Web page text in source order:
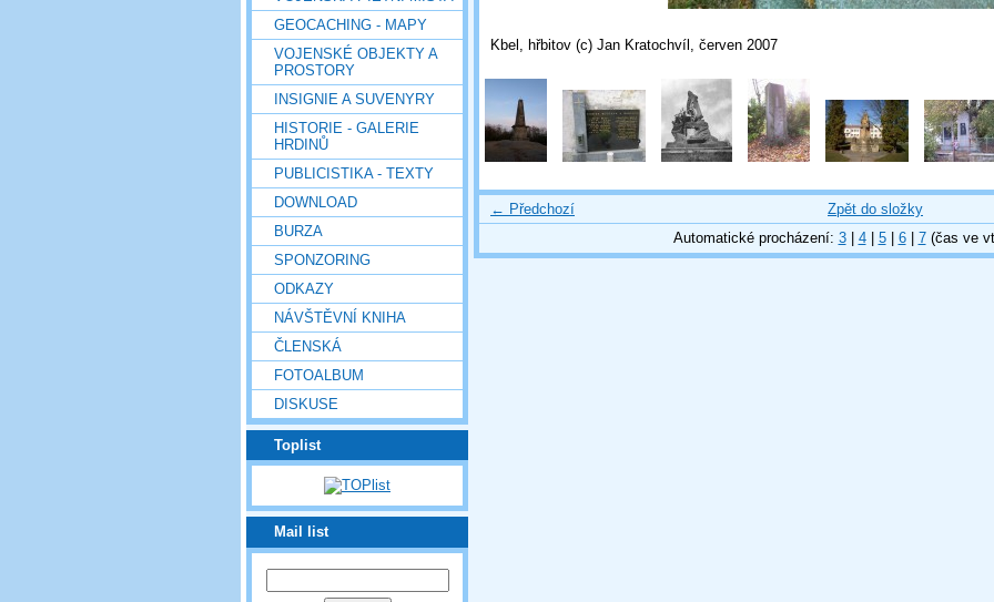
GEOCACHING - MAPY
VOJENSKÉ OBJEKTY A
PROSTORY
INSIGNIE A SUVENYRY
HISTORIE - GALERIE
HRDINŮ
PUBLICISTIKA - TEXTY
DOWNLOAD
BURZA
SPONZORING
ODKAZY
NÁVŠTĚVNÍ KNIHA
ČLENSKÁ
FOTOALBUM
DISKUSE
Toplist
Mail list
Kbel, hřbitov (c) Jan Kratochvíl, červen 2007
← Předchozí
Zpět do složky
Automatické procházení: 3| 4| 5| 6| 7(čas ve